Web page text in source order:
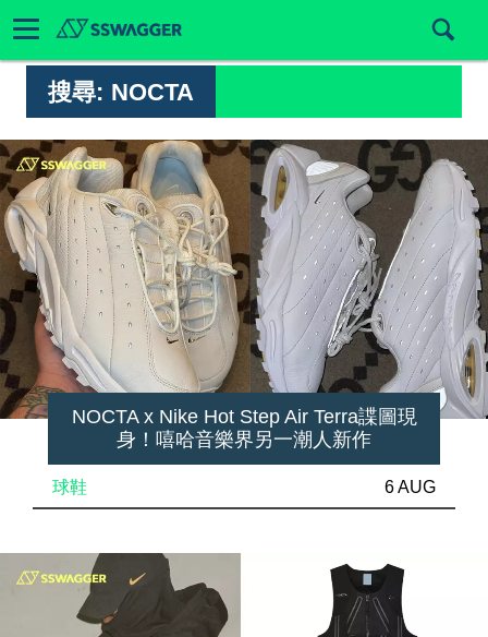
搜尋: NOCTA
NOCTA x Nike Hot Step Air Terra諜圖現
身！嘻哈音樂界另一潮人新作
球鞋 6 AUG